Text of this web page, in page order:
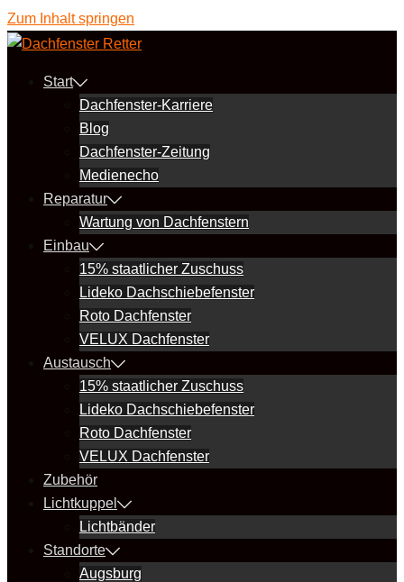
Zum Inhalt springen
Start
Dachfenster-Karriere
Blog
Dachfenster-Zeitung
Medienecho
Reparatur
Wartung von Dachfenstern
Einbau
15% staatlicher Zuschuss
Lideko Dachschiebefenster
Roto Dachfenster
VELUX Dachfenster
Austausch
15% staatlicher Zuschuss
Lideko Dachschiebefenster
Roto Dachfenster
VELUX Dachfenster
Zubehör
Lichtkuppel
Lichtbänder
Standorte
Augsburg